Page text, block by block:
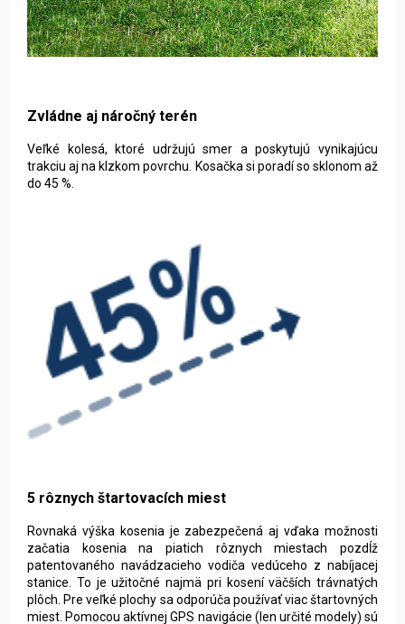
Zvládne aj náročný terén
Veľké kolesá, ktoré udržujú smer a poskytujú vynikajúcu
trakciu aj na klzkom povrchu. Kosačka si poradí so sklonom až
do 45 %.
5 rôznych štartovacích miest
Rovnaká výška kosenia je zabezpečená aj vďaka možnosti
začatia kosenia na piatich rôznych miestach pozdĺž
patentovaného navádzacieho vodiča vedúceho z nabíjacej
stanice. To je užitočné najmä pri kosení väčších trávnatých
plôch. Pre veľké plochy sa odporúča používať viac štartovných
miest. Pomocou aktívnej GPS navigácie (len určité modely) sú